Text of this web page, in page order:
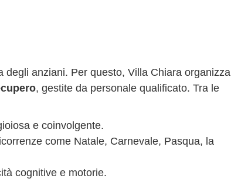
anziani. Per questo, Villa Chiara organizza
, gestite da personale qualificato. Tra le
e coinvolgente.
come Natale, Carnevale, Pasqua, la
cognitive e motorie.